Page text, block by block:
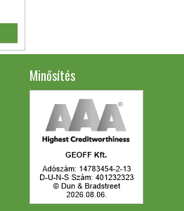
Minősítés